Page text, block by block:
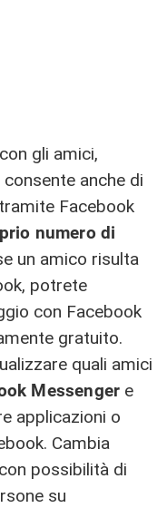
gli amici,
anche di
Facebook
numero di
un amico risulta
potrete
con Facebook
gratuito.
quali amici
Messenger e
applicazioni o
Cambia
possibilità di
su